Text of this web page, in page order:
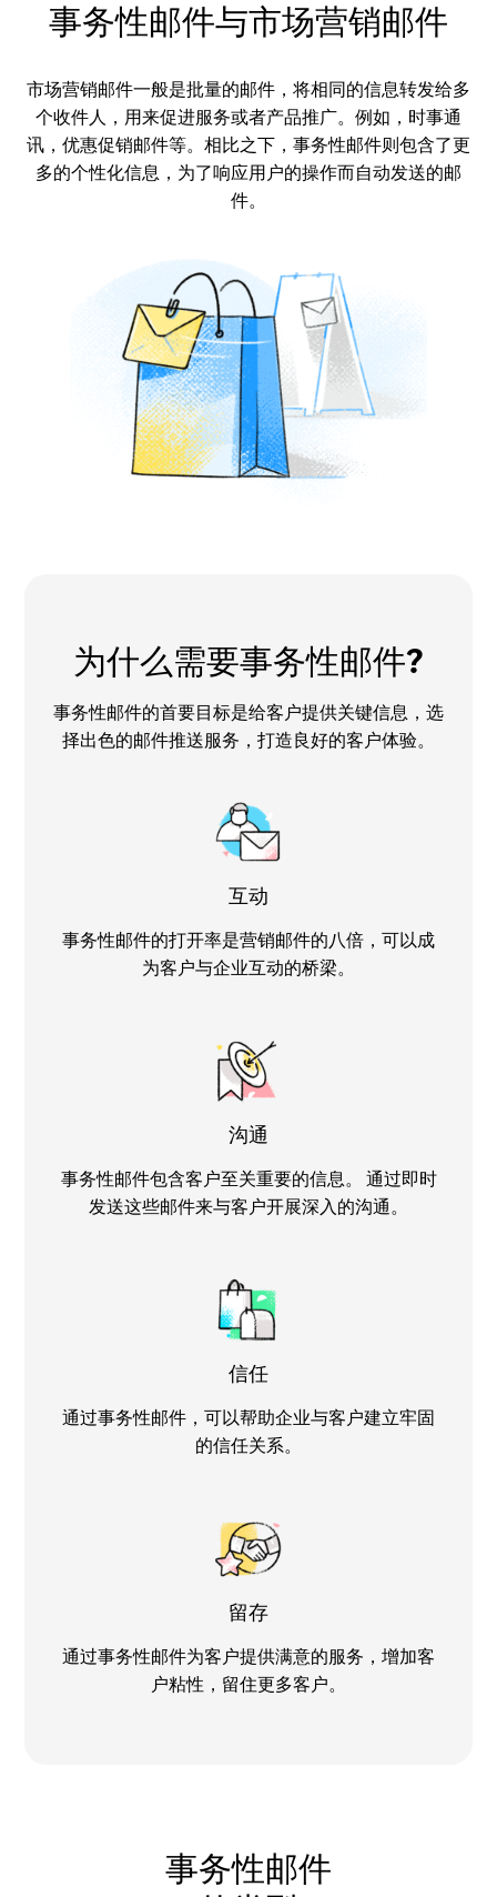
事务性邮件与市场营销邮件
市场营销邮件一般是批量的邮件，将相同的信息转发给多
个收件人，用来促进服务或者产品推广。例如，时事通
讯，优惠促销邮件等。相比之下，事务性邮件则包含了更
多的个性化信息，为了响应用户的操作而自动发送的邮
件。
为什么需要事务性邮件?
事务性邮件的首要目标是给客户提供关键信息，选
择出色的邮件推送服务，打造良好的客户体验。
互动
事务性邮件的打开率是营销邮件的八倍，可以成
为客户与企业互动的桥梁。
沟通
事务性邮件包含客户至关重要的信息。 通过即时
发送这些邮件来与客户开展深入的沟通。
信任
通过事务性邮件，可以帮助企业与客户建立牢固
的信任关系。
留存
通过事务性邮件为客户提供满意的服务，增加客
户粘性，留住更多客户。
事务性邮件